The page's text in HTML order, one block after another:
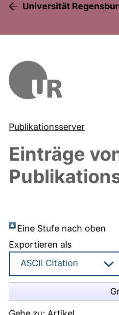
Universität
Publikationsserver
Einträge
Eine Stufe nach oben
Exportieren als